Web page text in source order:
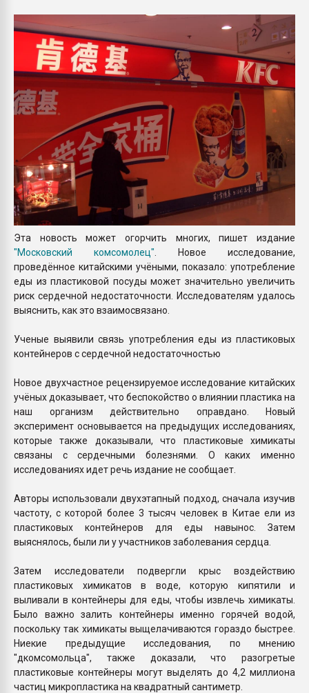
ПЕРЕЙТИ НА
Эта новость может огорчить многих, пишет издание
"Московский комсомолец" . Новое исследование,
проведённое китайскими учёными, показало: употребление
еды из пластиковой посуды может значительно увеличить
риск сердечной недостаточности. Исследователям удалось
выяснить, как это взаимосвязано.
Ученые выявили связь употребления еды из пластиковых
контейнеров с сердечной недостаточностью
Новое двухчастное рецензируемое исследование китайских
учёных доказывает, что беспокойство о влиянии пластика на
наш организм действительно оправдано. Новый
эксперимент основывается на предыдущих исследованиях,
которые также доказывали, что пластиковые химикаты
связаны с сердечными болезнями. О каких именно
исследованиях идет речь издание не сообщает.
Авторы использовали двухэтапный подход, сначала изучив
частоту, с которой более 3 тысяч человек в Китае ели из
пластиковых контейнеров для еды навынос. Затем
выяснялось, были ли у участников заболевания сердца.
Затем исследователи подвергли крыс воздействию
пластиковых химикатов в воде, которую кипятили и
выливали в контейнеры для еды, чтобы извлечь химикаты.
Было важно залить контейнеры именно горячей водой,
поскольку так химикаты выщелачиваются гораздо быстрее.
Ниекие предыдущие исследования, по мнению
"дкомсомольца", также доказали, что разогретые
пластиковые контейнеры могут выделять до 4,2 миллиона
частиц микропластика на квадратный сантиметр.